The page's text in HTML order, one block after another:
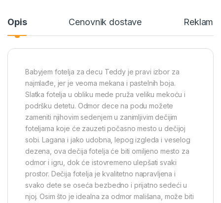
Opis Cenovnik dostave
Babyjem fotelja za decu Teddy je pravi izbor za
najmlađe, jer je veoma mekana i pastelnih boja.
Slatka fotelja u obliku mede pruža veliku mekoću i
podršku detetu. Odmor dece na podu možete
zameniti njihovim sedenjem u zanimljivim dečijim
foteljama koje će zauzeti počasno mesto u dečijoj
sobi. Lagana i jako udobna, lepog izgleda i veselog
dezena, ova dečija fotelja će biti omiljeno mesto za
odmor i igru, dok će istovremeno ulepšati svaki
prostor. Dečija fotelja je kvalitetno napravljena i
svako dete se oseća bezbedno i prijatno sedeći u
njoj. Osim što je idealna za odmor mališana, može biti